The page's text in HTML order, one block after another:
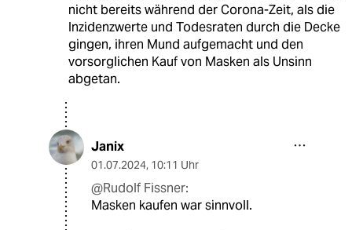
nicht bereits während der Corona-Zeit, als die
Inzidenzwerte und Todesraten durch die Decke
gingen, ihren Mund aufgemacht und den
vorsorglichen Kauf von Masken als Unsinn
abgetan.
Janix
01.07.2024, 10:11 Uhr
@Rudolf Fissner:
Masken kaufen war sinnvoll.